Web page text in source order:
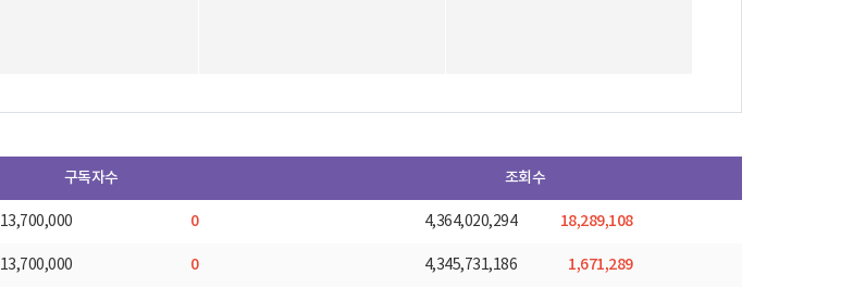
구독자수 조회수
13,700,000 0 4,364,020,294 18,289,108
13,700,000 0 4,345,731,186 1,671,289